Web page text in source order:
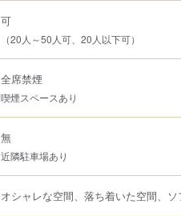
可
（20人～50人可、20人以下可）
全席禁煙
喫煙スペースあり
無
近隣駐車場あり
オシャレな空間、落ち着いた空間、